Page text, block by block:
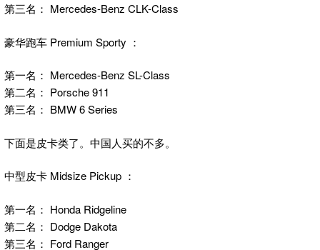
第三名： Mercedes-Benz CLK-Class
豪华跑车 Premium Sporty ：
第一名： Mercedes-Benz SL-Class
第二名： Porsche 911
第三名： BMW 6 Series
下面是皮卡类了。中国人买的不多。
中型皮卡 Midsize Pickup ：
第一名： Honda Ridgeline
第二名： Dodge Dakota
第三名： Ford Ranger